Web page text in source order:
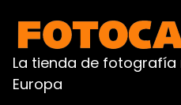
La tienda de
Europa